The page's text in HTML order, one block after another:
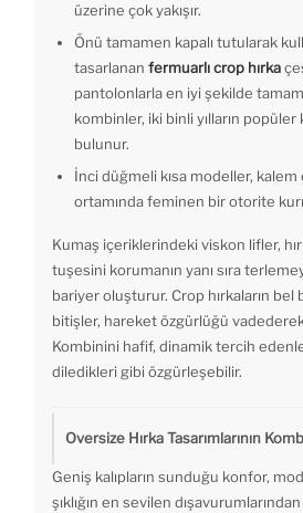
üzerine çok yakışır.
Önü tamamen kapalı tutularak
tasarlanan fermuarlı crop hırka
pantolonlarla en iyi şekilde
kombinler, iki binli yılların
bulunur.
İnci düğmeli kısa modeller,
ortamında feminen bir otorite
Kumaş içeriklerindeki viskon lifler,
tuşesini korumanın yanı sıra
bariyer oluşturur. Crop hırkaların
bitişler, hareket özgürlüğü
Kombinini hafif, dinamik tercih
diledikleri gibi özgürleşebilir.
Oversize Hırka Tasarımlarının
Geniş kalıpların sunduğu konfor,
şıklığın en sevilen